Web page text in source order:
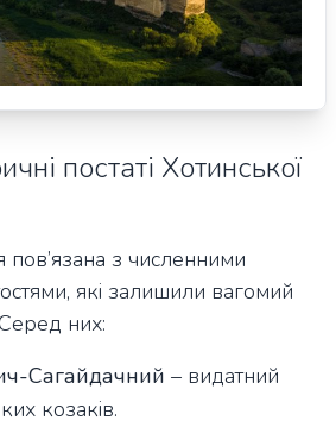
постаті Хотинської
з численними
які залишили вагомий
Серед них:
Сагайдачний – видатний
козаків.